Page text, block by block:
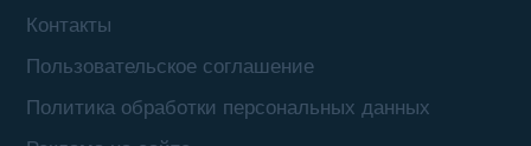
Контакты
Пользовательское соглашение
Политика обработки персональных данных